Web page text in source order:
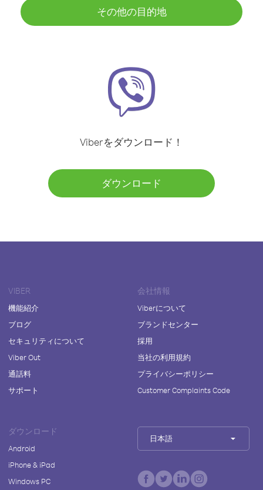
その他の目的地
Viberをダウンロード！
ダウンロード
VIBER
機能紹介
ブログ
セキュリティについて
Viber Out
通話料
サポート
会社情報
Viberについて
ブランドセンター
採用
当社の利用規約
プライバシーポリシー
Customer Complaints Code
ダウンロード
Android
iPhone & iPad
Windows PC
日本語